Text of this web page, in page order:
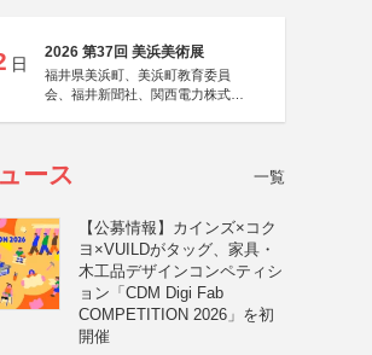
日
2026 第37回 美浜美術展
福井県美浜町、美浜町教育委員
会、福井新聞社、関西電力株式会
ース 一覧
【公募情報】カインズ×コク
ヨ×VUILDがタッグ、家具・
木工品デザインコンペティシ
ョン「CDM Digi Fab
COMPETITION 2026」を初
開催